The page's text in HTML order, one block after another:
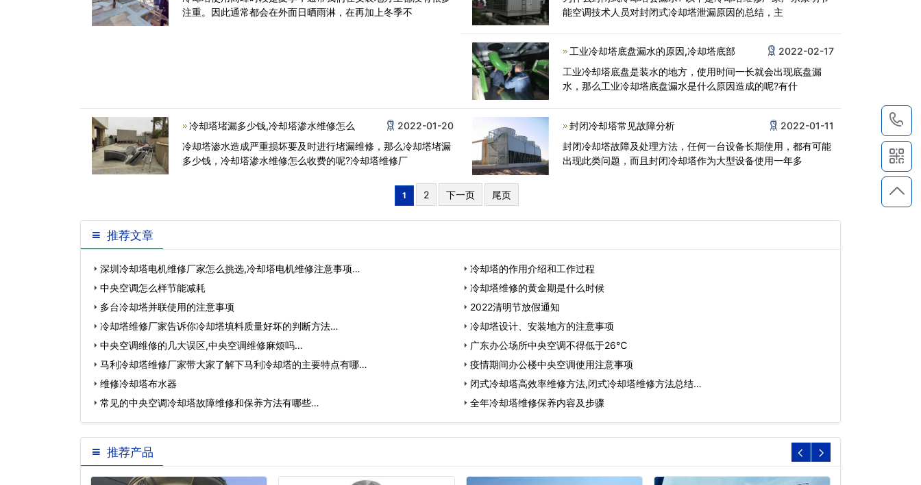
注重。因此通常都会在外面日晒雨淋，在再加上冬季不
能空调技术人员对封闭式冷却塔泄漏原因的总结，主
工业冷却塔底盘漏水的原因,冷却塔底部
2022-02-17
工业冷却塔底盘是装水的地方，使用时间一长就会出现底盘漏
水，那么工业冷却塔底盘漏水是什么原因造成的呢?有什
冷却塔堵漏多少钱,冷却塔渗水维修怎么
2022-01-20
冷却塔渗水造成严重损坏要及时进行堵漏维修，那么冷却塔堵漏
多少钱，冷却塔渗水维修怎么收费的呢?冷却塔维修厂
封闭冷却塔常见故障分析
2022-01-11
封闭冷却塔故障及处理方法，任何一台设备长期使用，都有可能
出现此类问题，而且封闭冷却塔作为大型设备使用一年多
1 2 下一页 尾页
推荐文章
深圳冷却塔电机维修厂家怎么挑选,冷却塔电机维修注意事项…
冷却塔的作用介绍和工作过程
中央空调怎么样节能减耗
冷却塔维修的黄金期是什么时候
多台冷却塔并联使用的注意事项
2022清明节放假通知
冷却塔维修厂家告诉你冷却塔填料质量好坏的判断方法…
冷却塔设计、安装地方的注意事项
中央空调维修的几大误区,中央空调维修麻烦吗…
广东办公场所中央空调不得低于26℃
马利冷却塔维修厂家带大家了解下马利冷却塔的主要特点有哪…
疫情期间办公楼中央空调使用注意事项
维修冷却塔布水器
闭式冷却塔高效率维修方法,闭式冷却塔维修方法总结…
常见的中央空调冷却塔故障维修和保养方法有哪些…
全年冷却塔维修保养内容及步骤
推荐产品